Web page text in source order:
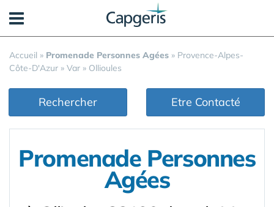
Accueil » Promenade Personnes Agées » Provence-Alpes-
Côte-D'Azur » Var » Ollioules
Rechercher Etre Contacté
Promenade Personnes
Agées